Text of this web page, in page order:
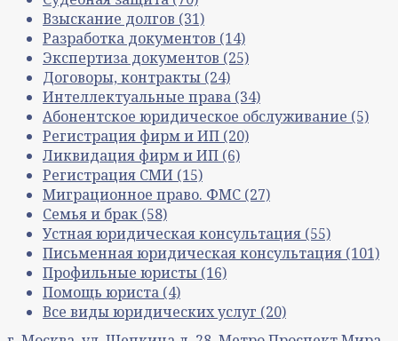
Взыскание долгов (31)
Разработка документов (14)
Экспертиза документов (25)
Договоры, контракты (24)
Интеллектуальные права (34)
Абонентское юридическое обслуживание (5)
Регистрация фирм и ИП (20)
Ликвидация фирм и ИП (6)
Регистрация СМИ (15)
Миграционное право. ФМС (27)
Семья и брак (58)
Устная юридическая консультация (55)
Письменная юридическая консультация (101)
Профильные юристы (16)
Помощь юриста (4)
Все виды юридических услуг (20)